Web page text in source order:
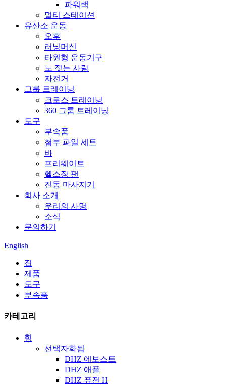
파워랙
멀티 스테이션
유산소 운동
오후
러닝머신
타원형 운동기구
노 젓는 사람
자전거
그룹 트레이닝
크로스 트레이닝
360 그룹 트레이닝
도구
부속품
첨부 파일 세트
바
프리웨이트
헬스장 팬
진동 마사지기
회사 소개
우리의 사명
소식
문의하기
English
집
제품
도구
부속품
카테고리
힘
선택자화됨
DHZ 에보스트
DHZ 애플
DHZ 퓨전 H